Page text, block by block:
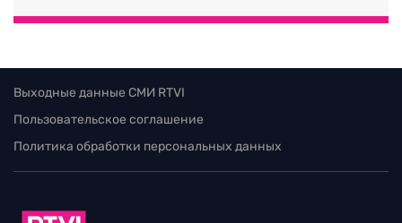
Выходные данные СМИ RTVI
Пользовательское соглашение
Политика обработки персональных данных